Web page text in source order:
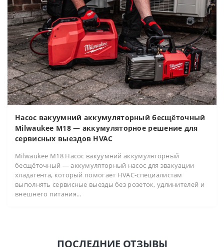
Насос вакуумний аккумуляторный бесщёточный
Milwaukee M18 — аккумуляторное решение для
сервисных выездов HVAC
Milwaukee M18 Насос вакуумний аккумуляторный
бесщёточный — аккумуляторный насос для эвакуации
хладагента, который помогает HVAC-специалистам
выполнять сервисные выезды без розеток, удлинителей и
внешнего питания...
ПОСЛЕДНИЕ ОТЗЫВЫ